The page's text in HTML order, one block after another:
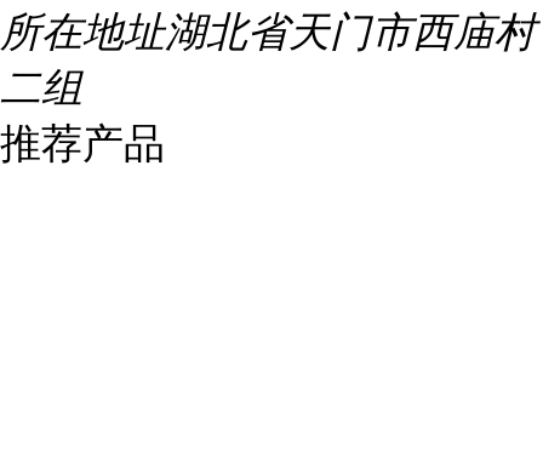
所在地址湖北省天门市西庙村
二组
推荐产品